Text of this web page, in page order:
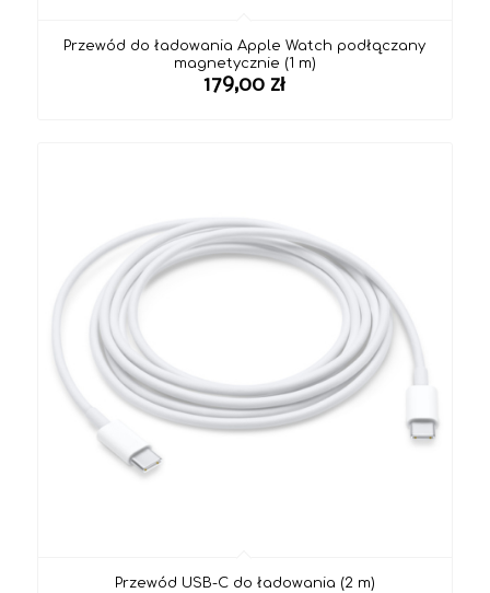
Przewód do ładowania Apple Watch podłączany
magnetycznie (1 m)
179,00 zł
Przewód USB-C do ładowania (2 m)